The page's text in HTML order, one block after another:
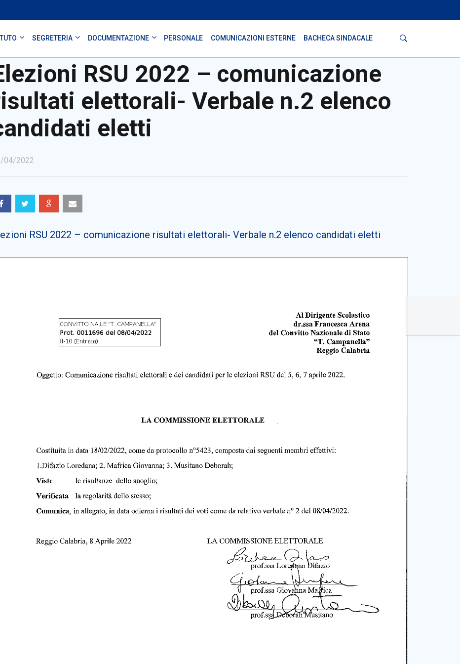
SEGRETERIA DOCUMENTAZIONE PERSONALE COMUNICAZIONI ESTERNE BACHECA SINDACALE
RSU 2022 – comunicazione
elettorali- Verbale n.2 elenco
eletti
04/2022
RSU 2022 – comunicazione risultati elettorali- Verbale n.2 elenco candidati eletti